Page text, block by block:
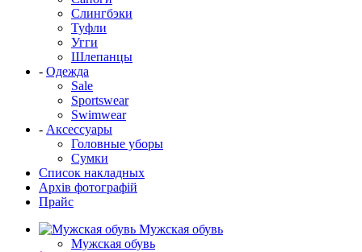
Слингбэки
Туфли
Угги
Шлепанцы
- Одежда
Sale
Sportswear
Swimwear
- Аксессуары
Головные уборы
Сумки
Список накладных
Архів фотографій
Прайс
Мужская обувь
Мужская обувь